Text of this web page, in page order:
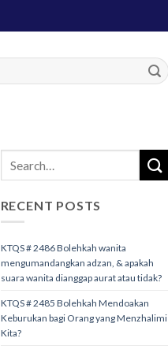
RECENT POSTS
KTQS # 2486 Bolehkah wanita
mengumandangkan adzan, & apakah
suara wanita dianggap aurat atau tidak?
KTQS # 2485 Bolehkah Mendoakan
Keburukan bagi Orang yang Menzhalimi
Kita?